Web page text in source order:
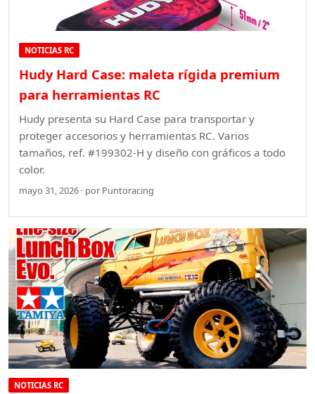
NOTICIAS RC
Hudy Hard Case: maleta rígida premium
para herramientas RC
Hudy presenta su Hard Case para transportar y
proteger accesorios y herramientas RC. Varios
tamaños, ref. #199302-H y diseño con gráficos a todo
color.
mayo 31, 2026 · por Puntoracing
NOTICIAS RC